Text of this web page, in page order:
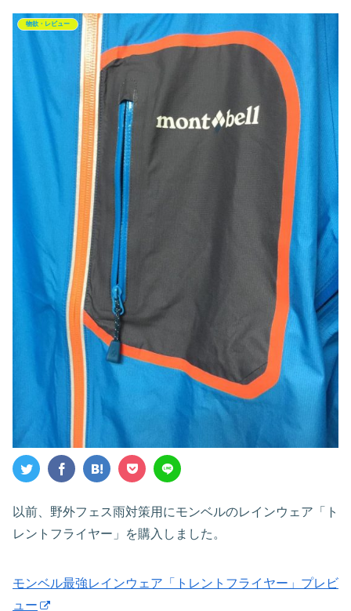
物欲・レビュー
以前、野外フェス雨対策用にモンベルのレインウェア「ト
レントフライヤー」を購入しました。
モンベル最強レインウェア「トレントフライヤー」プレビ
ュー